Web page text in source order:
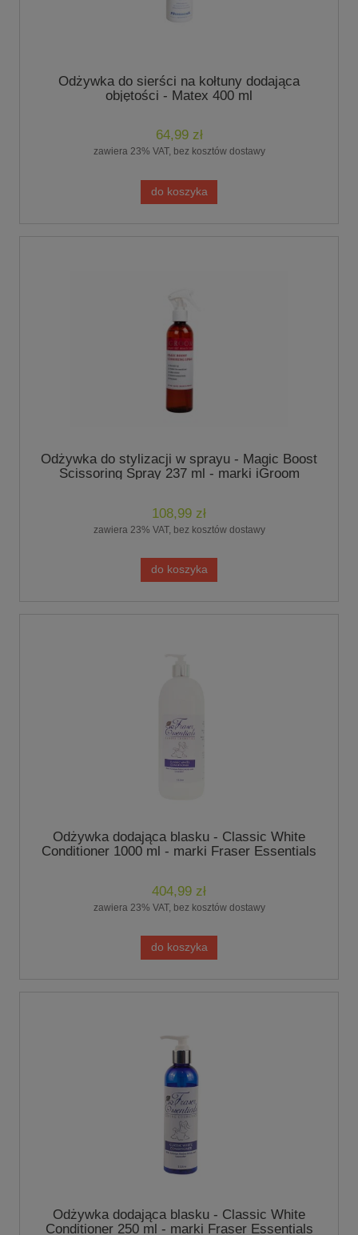
Odżywka do sierści na kołtuny dodająca
objętości - Matex 400 ml
64,99 zł
zawiera 23% VAT, bez kosztów dostawy
do koszyka
Odżywka do stylizacji w sprayu - Magic Boost
Scissoring Spray 237 ml - marki iGroom
108,99 zł
zawiera 23% VAT, bez kosztów dostawy
do koszyka
Odżywka dodająca blasku - Classic White
Conditioner 1000 ml - marki Fraser Essentials
404,99 zł
zawiera 23% VAT, bez kosztów dostawy
do koszyka
Odżywka dodająca blasku - Classic White
Conditioner 250 ml - marki Fraser Essentials